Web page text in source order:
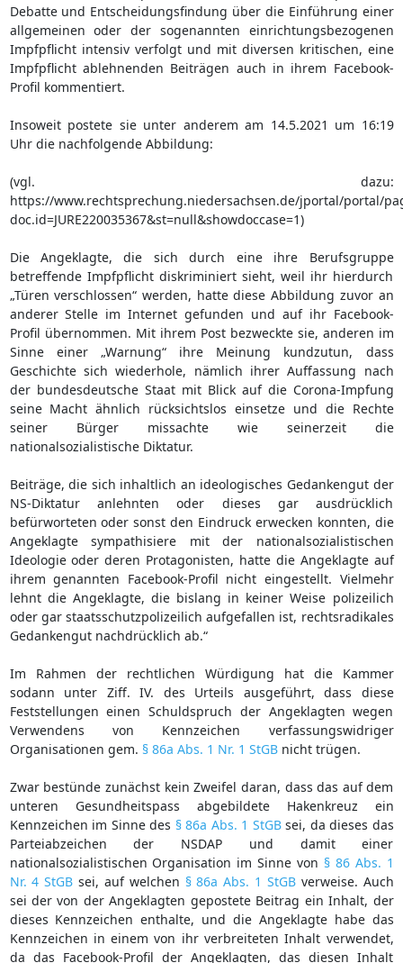
Debatte und Entscheidungsfindung über die Einführung einer
allgemeinen oder der sogenannten einrichtungsbezogenen
Impfpflicht intensiv verfolgt und mit diversen kritischen, eine
Impfpflicht ablehnenden Beiträgen auch in ihrem Facebook-
Profil kommentiert.
Insoweit postete sie unter anderem am 14.5.2021 um 16:19
Uhr die nachfolgende Abbildung:
(vgl. dazu:
https://www.rechtsprechung.niedersachsen.de/jportal/portal/
doc.id=JURE220035367&st=null&showdoccase=1)
Die Angeklagte, die sich durch eine ihre Berufsgruppe
betreffende Impfpflicht diskriminiert sieht, weil ihr hierdurch
„Türen verschlossen“ werden, hatte diese Abbildung zuvor an
anderer Stelle im Internet gefunden und auf ihr Facebook-
Profil übernommen. Mit ihrem Post bezweckte sie, anderen im
Sinne einer „Warnung“ ihre Meinung kundzutun, dass
Geschichte sich wiederhole, nämlich ihrer Auffassung nach
der bundesdeutsche Staat mit Blick auf die Corona-Impfung
seine Macht ähnlich rücksichtslos einsetze und die Rechte
seiner Bürger missachte wie seinerzeit die
nationalsozialistische Diktatur.
Beiträge, die sich inhaltlich an ideologisches Gedankengut der
NS-Diktatur anlehnten oder dieses gar ausdrücklich
befürworteten oder sonst den Eindruck erwecken konnten, die
Angeklagte sympathisiere mit der nationalsozialistischen
Ideologie oder deren Protagonisten, hatte die Angeklagte auf
ihrem genannten Facebook-Profil nicht eingestellt. Vielmehr
lehnt die Angeklagte, die bislang in keiner Weise polizeilich
oder gar staatsschutzpolizeilich aufgefallen ist, rechtsradikales
Gedankengut nachdrücklich ab.“
Im Rahmen der rechtlichen Würdigung hat die Kammer
sodann unter Ziff. IV. des Urteils ausgeführt, dass diese
Feststellungen einen Schuldspruch der Angeklagten wegen
Verwendens von Kennzeichen verfassungswidriger
Organisationen gem. § 86a Abs. 1 Nr. 1 StGBnicht trügen.
Zwar bestünde zunächst kein Zweifel daran, dass das auf dem
unteren Gesundheitspass abgebildete Hakenkreuz ein
Kennzeichen im Sinne des § 86a Abs. 1 StGBsei, da dieses das
Parteiabzeichen der NSDAP und damit einer
nationalsozialistischen Organisation im Sinne von § 86 Abs. 1
Nr. 4 StGB sei, auf welchen § 86a Abs. 1 StGBverweise. Auch
sei der von der Angeklagten gepostete Beitrag ein Inhalt, der
dieses Kennzeichen enthalte, und die Angeklagte habe das
Kennzeichen in einem von ihr verbreiteten Inhalt verwendet,
da das Facebook-Profil der Angeklagten, das diesen Inhalt